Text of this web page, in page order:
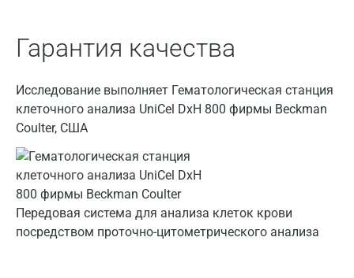
Гарантия качества
Исследование выполняет Гематологическая станция
клеточного анализа UniCel DxH 800 фирмы Beckman
Coulter, США
Передовая система для анализа клеток крови
посредством проточно-цитометрического анализа
Ижевск
Йошкар-Ола
Калининград
Калуга
Кемерово